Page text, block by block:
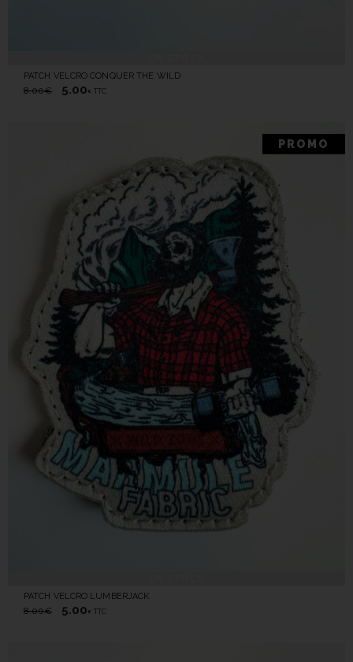
PATCH VELCRO CONQUER THE WILD
8.00€ 5.00 € TTC
PROMO
PATCH VELCRO LUMBERJACK
8.00€ 5.00 € TTC